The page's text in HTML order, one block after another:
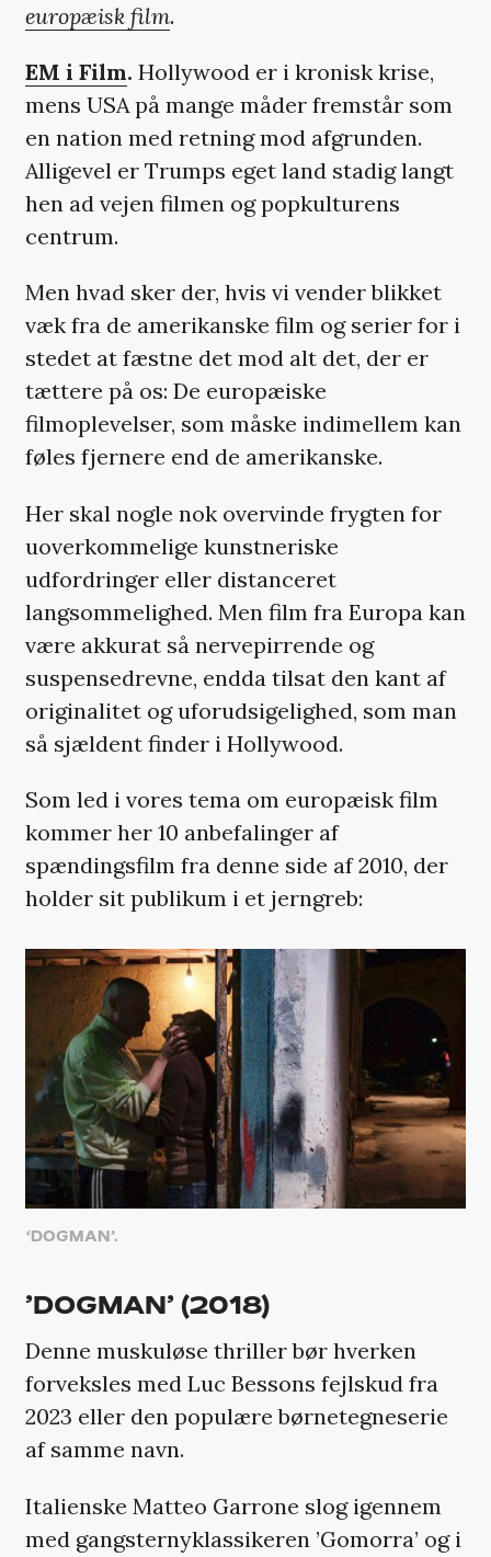
europæisk film.
EM i Film. Hollywood er i kronisk krise,
mens USA på mange måder fremstår som
en nation med retning mod afgrunden.
Alligevel er Trumps eget land stadig langt
hen ad vejen filmen og popkulturens
centrum.
Men hvad sker der, hvis vi vender blikket
væk fra de amerikanske film og serier for i
stedet at fæstne det mod alt det, der er
tættere på os: De europæiske
filmoplevelser, som måske indimellem kan
føles fjernere end de amerikanske.
Her skal nogle nok overvinde frygten for
uoverkommelige kunstneriske
udfordringer eller distanceret
langsommelighed. Men film fra Europa kan
være akkurat så nervepirrende og
suspensedrevne, endda tilsat den kant af
originalitet og uforudsigelighed, som man
så sjældent finder i Hollywood.
Som led i vores tema om europæisk film
kommer her 10 anbefalinger af
spændingsfilm fra denne side af 2010, der
holder sit publikum i et jerngreb:
‘DOGMAN’.
’DOGMAN’ (2018)
Denne muskuløse thriller bør hverken
forveksles med Luc Bessons fejlskud fra
2023 eller den populære børnetegneserie
af samme navn.
Italienske Matteo Garrone slog igennem
med gangsternyklassikeren ’Gomorra’ og i